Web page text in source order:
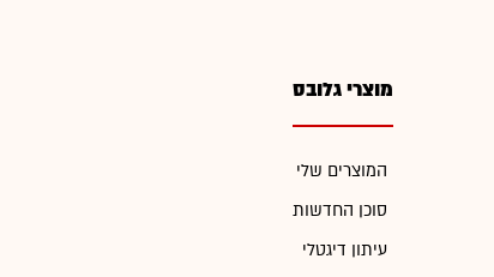
מוצרי גלובס
המוצרים שלי
סוכן החדשות
עיתון דיגטלי